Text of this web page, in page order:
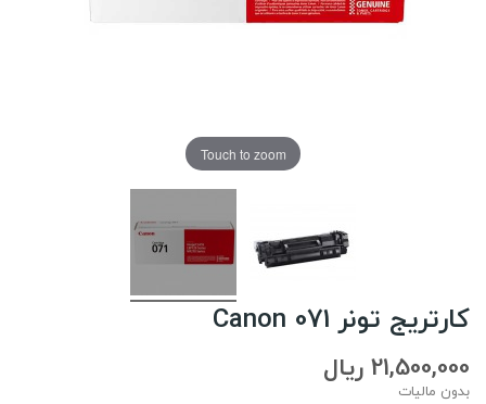
Touch to zoom
کارتریج تونر Canon 071
21,500,000 ریال
بدون مالیات